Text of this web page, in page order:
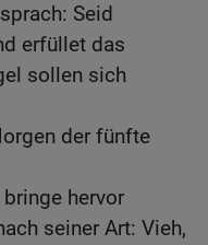
Seid
erfüllet das
sollen sich
der fünfte
hervor
seiner Art: Vieh,